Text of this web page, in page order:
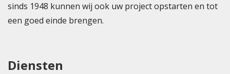
sinds 1948 kunnen wij ook uw project opstarten en tot
een goed einde brengen.
Diensten